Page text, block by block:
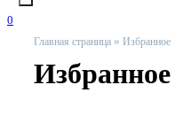
0
Главная страница » Избранное
Избранное